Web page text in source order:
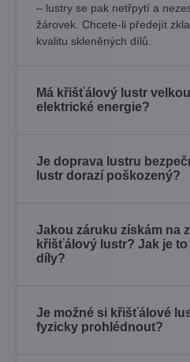
– lustry se pak netřpytí a
žárovek. Chcete-li předejít
kvalitu skleněných dílů.
Má křišťálový lustr
elektrické energie?
Je doprava lustru
lustr dorazí poškozený?
Jakou záruku získám na
křišťálový lustr? Jak je
díly?
Je možné si křišťálové
fyzicky prohlédnout?